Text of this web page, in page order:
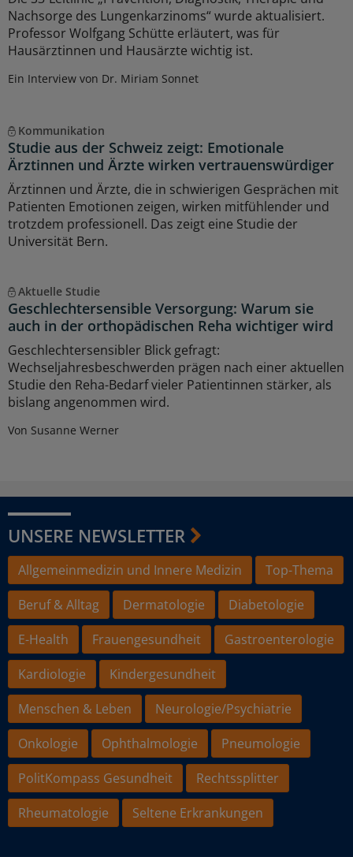
Nachsorge des Lungenkarzinoms“ wurde aktualisiert.
Professor Wolfgang Schütte erläutert, was für
Hausärztinnen und Hausärzte wichtig ist.
Ein Interview von Dr. Miriam Sonnet
Kommunikation
Studie aus der Schweiz zeigt: Emotionale
Ärztinnen und Ärzte wirken vertrauenswürdiger
Ärztinnen und Ärzte, die in schwierigen Gesprächen mit
Patienten Emotionen zeigen, wirken mitfühlender und
trotzdem professionell. Das zeigt eine Studie der
Universität Bern.
Aktuelle Studie
Geschlechtersensible Versorgung: Warum sie
auch in der orthopädischen Reha wichtiger wird
Geschlechtersensibler Blick gefragt:
Wechseljahresbeschwerden prägen nach einer aktuellen
Studie den Reha-Bedarf vieler Patientinnen stärker, als
bislang angenommen wird.
Von Susanne Werner
UNSERE NEWSLETTER
Allgemeinmedizin und Innere Medizin
Top-Thema
Beruf & Alltag
Dermatologie
Diabetologie
E-Health
Frauengesundheit
Gastroenterologie
Kardiologie
Kindergesundheit
Menschen & Leben
Neurologie/Psychiatrie
Onkologie
Ophthalmologie
Pneumologie
PolitKompass Gesundheit
Rechtssplitter
Rheumatologie
Seltene Erkrankungen